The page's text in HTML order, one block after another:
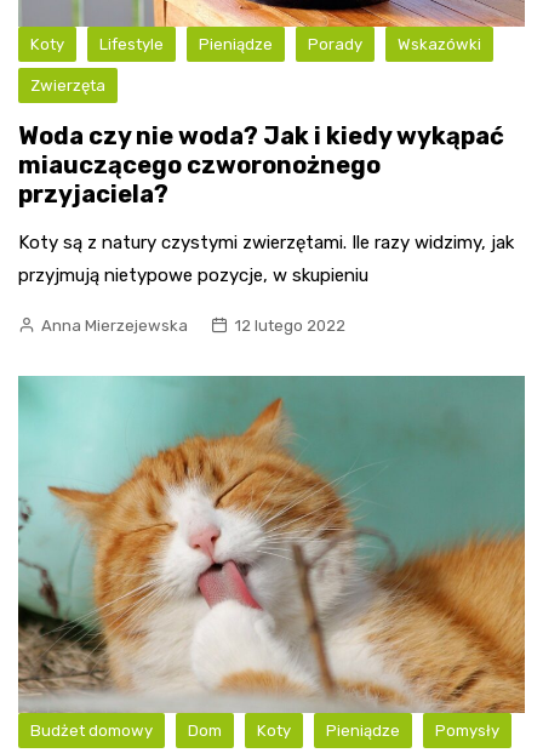
Koty Lifestyle Pieniądze Porady Wskazówki
Zwierzęta
Woda czy nie woda? Jak i kiedy wykąpać
miauczącego czworonożnego
przyjaciela?
Koty są z natury czystymi zwierzętami. Ile razy widzimy, jak
przyjmują nietypowe pozycje, w skupieniu
Anna Mierzejewska 12 lutego 2022
Budżet domowy Dom Koty Pieniądze Pomysły